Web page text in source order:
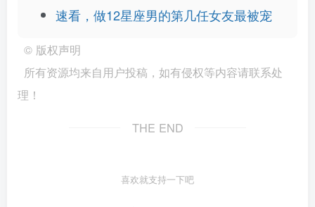
速看，做12星座男的第几任女友最被宠
© 版权声明
所有资源均来自用户投稿，如有侵权等内容请联系处
理！
THE END
喜欢就支持一下吧